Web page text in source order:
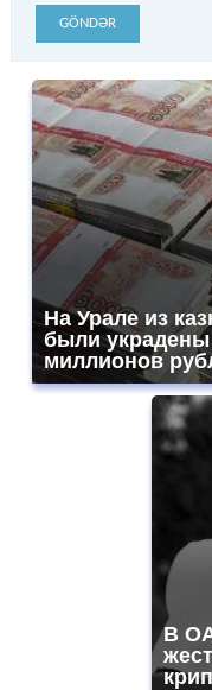
GÖNDƏR
На Урале из
были украдены
миллионов
В